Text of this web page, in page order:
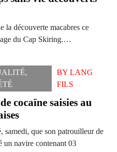
la découverte macabres ce
du Cap Skiring.…
,
BY LANG
FILS
cocaïne saisies au
samedi, que son patrouilleur de
un navire contenant 03